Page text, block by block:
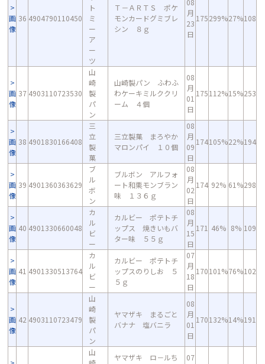
画
像
36 4904790110450
ト
ミ
ー
ア
ー
ツ
Ｔ－ＡＲＴＳ ポケ
モンカードグミブレ
シン ８ｇ
08
月
23
日
175299%27%108
画
像
37 4903110723530
山
崎
製
パ
ン
山崎製パン ふわふ
わケーキミルククリ
ーム ４個
08
月
01
日
175112%15%253
画
像
38 4901830166408
三
立
製
菓
三立製菓 まろやか
マロンパイ １０個
08
月
09
日
174105%22%194
画
像
39 4901360363629
ブ
ル
ボ
ン
ブルボン アルフォ
ート和栗モンブラン
味 １３６ｇ
08
月
02
日
174 92% 61%298
画
像
40 4901330660048
カ
ル
ビ
ー
カルビー ポテトチ
ップス 焼きいもバ
ター味 ５５ｇ
08
月
15
日
171 46% 8% 109
画
像
41 4901330513764
カ
ル
ビ
ー
カルビー ポテトチ
ップスのりしお ５
５ｇ
07
月
18
日
170101%76%102
画
像
42 4903110723479
山
崎
製
パ
ン
ヤマザキ まるごと
バナナ 塩バニラ
08
月
01
日
170132%14%191
山
ヤマザキ ロ－ルち
07